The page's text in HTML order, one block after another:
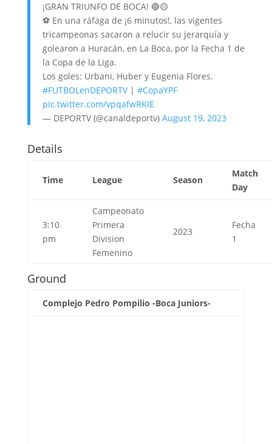
¡GRAN TRIUNFO DE BOCA! 🔵🟡
⚽️ En una ráfaga de ¡6 minutos!, las vigentes
tricampeonas sacaron a relucir su jerarquía y
golearon a Huracán, en La Boca, por la Fecha 1 de
la Copa de la Liga.
Los goles: Urbani, Huber y Eugenia Flores.
#FUTBOLenDEPORTV| #CopaYPF
pic.twitter.com/vpqafwRKIE
— DEPORTV (@canaldeportv) August 19, 2023
Details
Time League Season
Match
Day
3:10
pm
Campeonato
Primera
Division
Femenino
2023
Fecha
1
Ground
Complejo Pedro Pompilio -Boca Juniors-